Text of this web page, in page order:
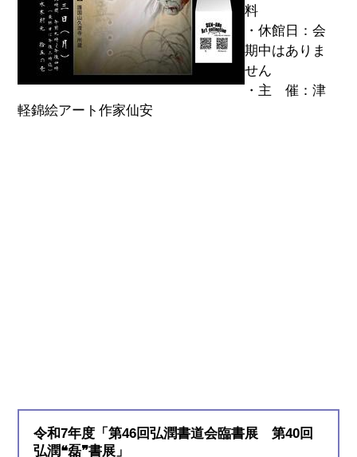
料
・休館日：会
期中はありま
せん
・主 催：津
軽錦絵アート作家仙安
令和7年度「第46回弘潤書道会臨書展 第40回
弘潤❝磊❞書展」